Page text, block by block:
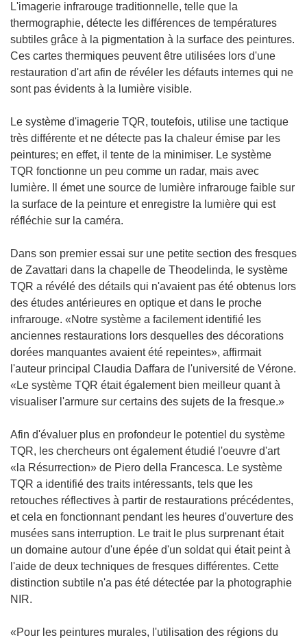
L'imagerie infrarouge traditionnelle, telle que la
thermographie, détecte les différences de températures
subtiles grâce à la pigmentation à la surface des peintures.
Ces cartes thermiques peuvent être utilisées lors d'une
restauration d'art afin de révéler les défauts internes qui ne
sont pas évidents à la lumière visible.
Le système d'imagerie TQR, toutefois, utilise une tactique
très différente et ne détecte pas la chaleur émise par les
peintures; en effet, il tente de la minimiser. Le système
TQR fonctionne un peu comme un radar, mais avec
lumière. Il émet une source de lumière infrarouge faible sur
la surface de la peinture et enregistre la lumière qui est
réfléchie sur la caméra.
Dans son premier essai sur une petite section des fresques
de Zavattari dans la chapelle de Theodelinda, le système
TQR a révélé des détails qui n'avaient pas été obtenus lors
des études antérieures en optique et dans le proche
infrarouge. «Notre système a facilement identifié les
anciennes restaurations lors desquelles des décorations
dorées manquantes avaient été repeintes», affirmait
l'auteur principal Claudia Daffara de l'université de Vérone.
«Le système TQR était également bien meilleur quant à
visualiser l'armure sur certains des sujets de la fresque.»
Afin d'évaluer plus en profondeur le potentiel du système
TQR, les chercheurs ont également étudié l'oeuvre d'art
«la Résurrection» de Piero della Francesca. Le système
TQR a identifié des traits intéressants, tels que les
retouches réflectives à partir de restaurations précédentes,
et cela en fonctionnant pendant les heures d'ouverture des
musées sans interruption. Le trait le plus surprenant était
un domaine autour d'une épée d'un soldat qui était peint à
l'aide de deux techniques de fresques différentes. Cette
distinction subtile n'a pas été détectée par la photographie
NIR.
«Pour les peintures murales, l'utilisation des régions du